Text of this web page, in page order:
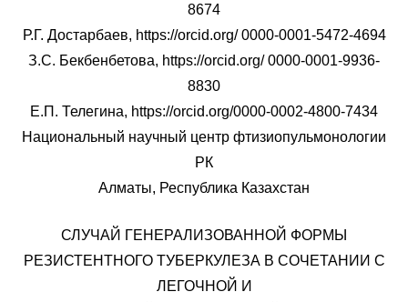
8674
Р.Г. Достарбаев, https://orcid.org/ 0000-0001-5472-4694
З.С. Бекбенбетова, https://orcid.org/ 0000-0001-9936-
8830
Е.П. Телегина, https://orcid.org/0000-0002-4800-7434
Национальный научный центр фтизиопульмонологии
РК
Алматы, Республика Казахстан
СЛУЧАЙ ГЕНЕРАЛИЗОВАННОЙ ФОРМЫ
РЕЗИСТЕНТНОГО ТУБЕРКУЛЕЗА В СОЧЕТАНИИ С
ЛЕГОЧНОЙ И